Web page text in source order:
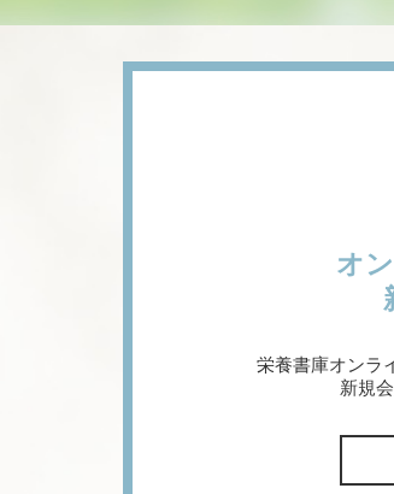
オ
栄養書庫オンラ
新規